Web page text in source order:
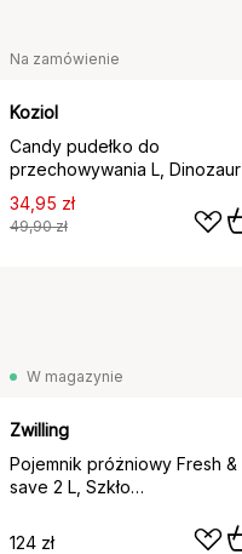
Na zamówienie
Koziol
Candy pudełko do
przechowywania L, Dinozaur
34,95 zł
49,90 zł
W magazynie
Zwilling
Pojemnik próżniowy Fresh &
save 2 L, Szkło
124 zł